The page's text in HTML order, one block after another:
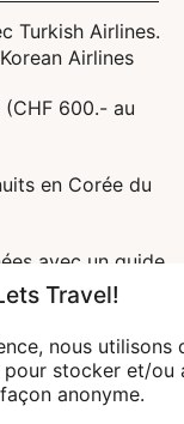
Travel!
nous utilisons
stocker et/ou
anonyme.
Turkish Airlines.
Airlines
600.- au
en Corée du
avec un guide
à Tokyo).
dans l’avion, les
et dépenses
(à voir à la